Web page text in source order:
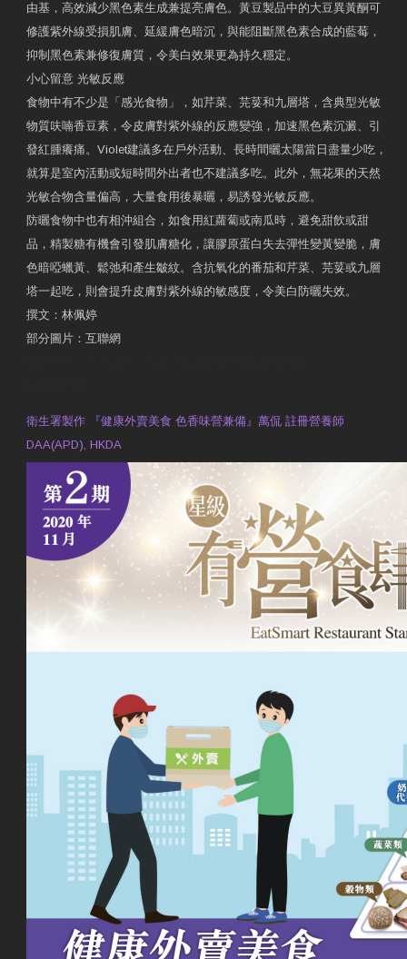
由基，高效減少黑色素生成兼提亮膚色。黃豆製品中的大豆異黃酮可
修護紫外線受損肌膚、延緩膚色暗沉，與能阻斷黑色素合成的藍莓，
抑制黑色素兼修復膚質，令美白效果更為持久穩定。
小心留意 光敏反應
食物中有不少是「感光食物」，如芹菜、芫荽和九層塔，含典型光敏
物質呋喃香豆素，令皮膚對紫外線的反應變強，加速黑色素沉澱、引
發紅腫癢痛。Violet建議多在戶外活動、長時間曬太陽當日盡量少吃，
就算是室內活動或短時間外出者也不建議多吃。此外，無花果的天然
光敏合物含量偏高，大量食用後暴曬，易誘發光敏反應。
防曬食物中也有相沖組合，如食用紅蘿蔔或南瓜時，避免甜飲或甜
品，精製糖有機會引發肌膚糖化，讓膠原蛋白失去彈性變黃變脆，膚
色暗啞蠟黃、鬆弛和產生皺紋。含抗氧化的番茄和芹菜、芫荽或九層
塔一起吃，則會提升皮膚對紫外線的敏感度，令美白防曬失效。
撰文：林佩婷
部分圖片：互聯網
衛生署製作 『健康外賣美食 色香味營兼備』萬侃 註冊營養師
DAA(APD), HKDA